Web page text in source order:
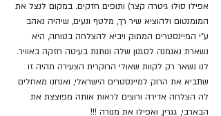
אפילו סולו גיטרה קצר) ותופים חזקים. במקום לנצל את
המומנטום ולהוציא שיר רך, מלטף ונעים, שיהיה נאהב
ע"י המיינסטרים המתוק ויביא להצלחה בטוחה, היא
נשארת נאנמנה לסגנון שלה ונותנת בעיטה חזקה באוויר.
לנו נשאר רק לקוות שאולי הרוקרית הצעירה תהיה זו
שתביא את הרוק למיינסטרים הישראלי, ואנחנו מאחלים
לה הצלחה אדירה ורוצים לראות אותה מפוצצת את
הבארבי, גגרין, ואפילו את מנורה !!!